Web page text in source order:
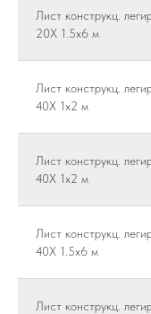
Лист конструкц.
20Х 1.5х6 м
Лист конструкц.
40Х 1х2 м
Лист конструкц.
40Х 1х2 м
Лист конструкц.
40Х 1.5х6 м
Лист конструкц.